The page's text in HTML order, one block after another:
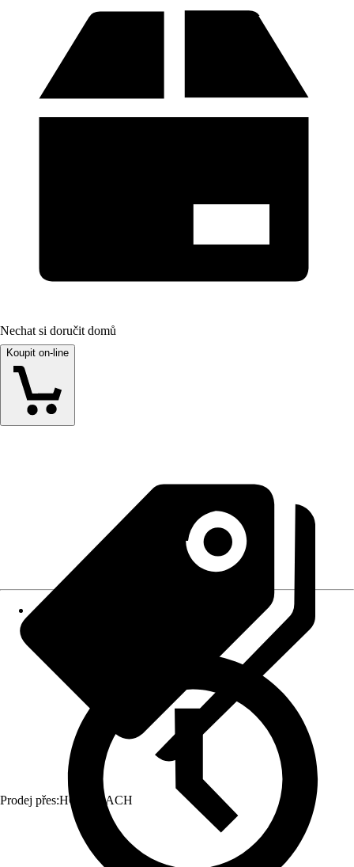
Nechat si doručit domů
Koupit on-line
Prodej přes:HORNBACH